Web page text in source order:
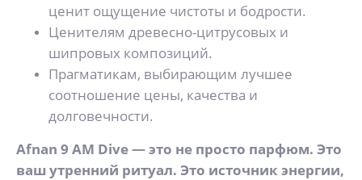
ценит ощущение чистоты и бодрости.
Ценителям древесно-цитрусовых и
шипровых композиций.
Прагматикам, выбирающим лучшее
соотношение цены, качества и
долговечности.
Afnan 9 AM Dive — это не просто парфюм. Это
ваш утренний ритуал. Это источник энергии,